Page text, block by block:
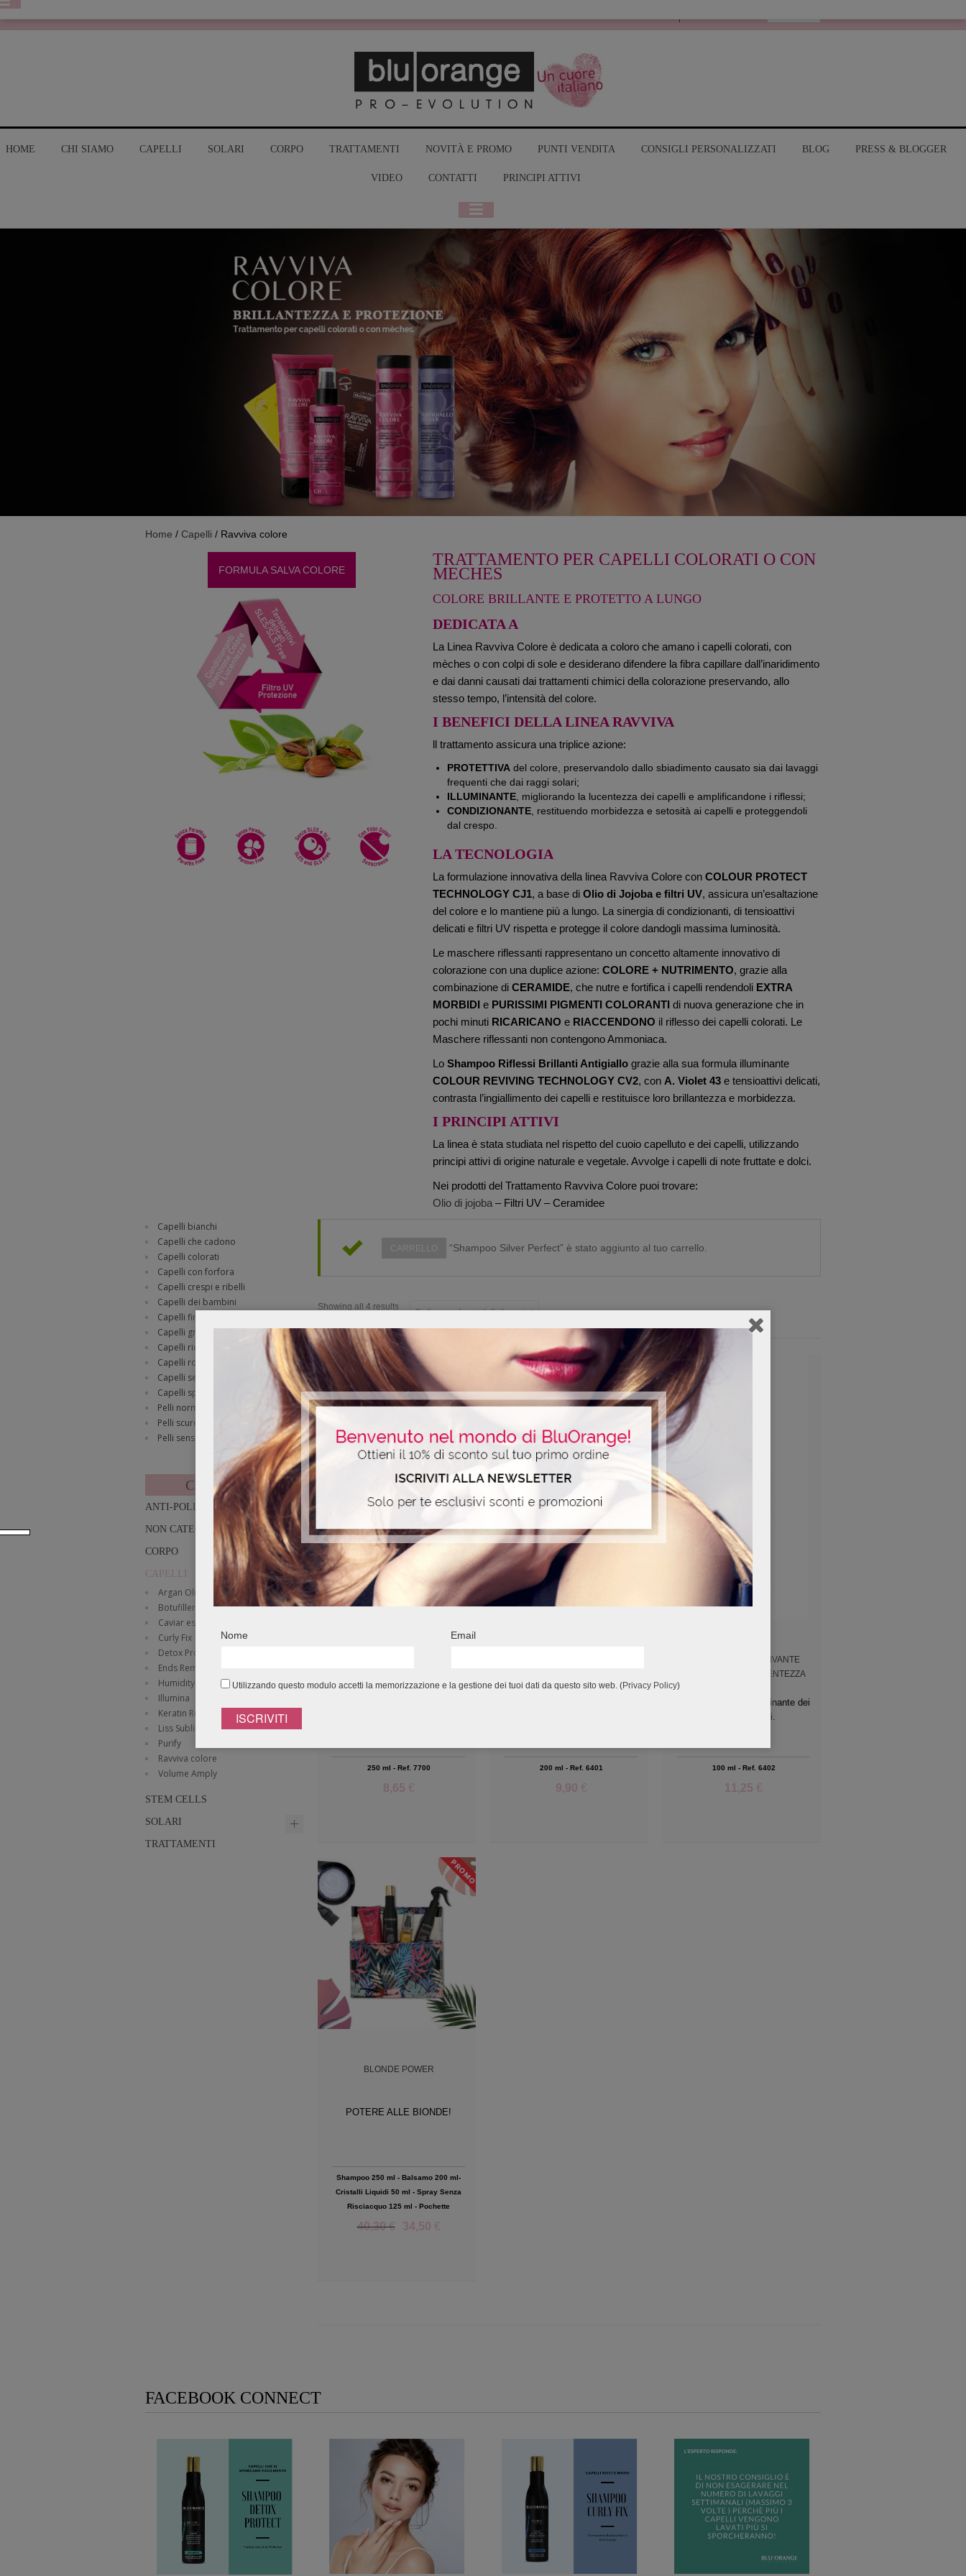
HOME CHI SIAMO CAPELLI SOLARI CORPO TRATTAMENTI NOVITÀ E PROMO PUNTI VENDITA CONSIGLI PERSONALIZZATI BLOG PRESS & BLOGGER
VIDEO CONTATTI PRINCIPI ATTIVI
Home / Capelli / Ravviva colore
FORMULA SALVA COLORE
TRATTAMENTO PER CAPELLI COLORATI O CON
MECHES
COLORE BRILLANTE E PROTETTO A LUNGO
DEDICATA A
La Linea Ravviva Colore è dedicata a coloro che amano i capelli colorati, con
mèches o con colpi di sole e desiderano difendere la fibra capillare dall’inaridimento
e dai danni causati dai trattamenti chimici della colorazione preservando, allo
stesso tempo, l’intensità del colore.
I BENEFICI DELLA LINEA RAVVIVA
ll trattamento assicura una triplice azione:
PROTETTIVA del colore, preservandolo dallo sbiadimento causato sia dai lavaggi
frequenti che dai raggi solari;
ILLUMINANTE , migliorando la lucentezza dei capelli e amplificandone i riflessi;
CONDIZIONANTE , restituendo morbidezza e setosità ai capelli e proteggendoli
dal crespo.
LA TECNOLOGIA
La formulazione innovativa della linea Ravviva Colore con COLOUR PROTECT
TECHNOLOGY CJ1, a base di Olio di Jojoba e filtri UV, assicura un’esaltazione
del colore e lo mantiene più a lungo. La sinergia di condizionanti, di tensioattivi
delicati e filtri UV rispetta e protegge il colore dandogli massima luminosità.
Le maschere riflessanti rappresentano un concetto altamente innovativo di
colorazione con una duplice azione: COLORE + NUTRIMENTO, grazie alla
combinazione di CERAMIDE, che nutre e fortifica i capelli rendendoli EXTRA
MORBIDI e PURISSIMI PIGMENTI COLORANTI di nuova generazione che in
pochi minuti RICARICANO e RIACCENDONO il riflesso dei capelli colorati. Le
Maschere riflessanti non contengono Ammoniaca.
Lo Shampoo Riflessi Brillanti Antigiallo grazie alla sua formula illuminante
COLOUR REVIVING TECHNOLOGY CV2, con A. Violet 43 e tensioattivi delicati,
contrasta l’ingiallimento dei capelli e restituisce loro brillantezza e morbidezza.
I PRINCIPI ATTIVI
La linea è stata studiata nel rispetto del cuoio capelluto e dei capelli, utilizzando
principi attivi di origine naturale e vegetale. Avvolge i capelli di note fruttate e dolci.
Nei prodotti del Trattamento Ravviva Colore puoi trovare:
Olio di jojoba – Filtri UV – Ceramidee
CARRELLO “Shampoo Silver Perfect” è stato aggiunto al tuo carrello.
Showing all 4 results
250 ml - Ref. 7700
8,65 €
200 ml - Ref. 6401
9,90 €
LATTE SPRAY RAVVIVANTE
RIVELATORE DI LUCENTEZZA
Latte protettivo e illuminante dei
riflessi colorati.
100 ml - Ref. 6402
11,25 €
BLONDE POWER
POTERE ALLE BIONDE!
Shampoo 250 ml - Balsamo 200 ml-
Cristalli Liquidi 50 ml - Spray Senza
Risciacquo 125 ml - Pochette
40,30€ 34,50 €
Capelli bianchi
Capelli che cadono
Capelli colorati
Capelli con forfora
Capelli crespi e ribelli
Capelli dei bambini
Capelli fini
Capelli grassi
Capelli ricci
Capelli rovinati
Capelli secchi e disidratati
Capelli spenti e opachi
Pelli normali
Pelli scure
Pelli sensibili
CATEGORIE
ANTI-POLLUTION
NON CATEGORIZZATO
CORPO
CAPELLI
Argan Olio
Botufiller
Caviar essence
Curly Fix
Detox Protect
Ends Remedy
Humidity Control
Illumina
Keratin Repair
Liss Sublime
Purify
Ravviva colore
Volume Amply
STEM CELLS
SOLARI
TRATTAMENTI
FACEBOOK CONNECT
Nome Email
Utilizzando questo modulo accetti la memorizzazione e la gestione dei tuoi dati da questo sito web. (Privacy Policy)